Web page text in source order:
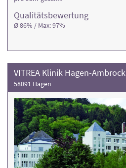
Qualitäts­bewertung
Ø 86% / Max: 97%
VITREA Klinik Hagen-Ambrock
58091 Hagen